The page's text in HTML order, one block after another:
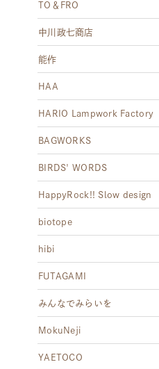
TO＆FRO
中川政七商店
能作
HAA
HARIO Lampwork Factory
BAGWORKS
BIRDS' WORDS
HappyRock!! Slow design
biotope
hibi
FUTAGAMI
みんなでみらいを
MokuNeji
YAETOCO